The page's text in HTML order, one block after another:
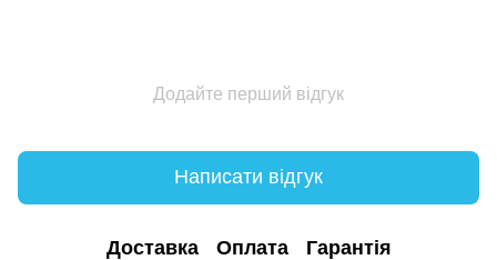
Додайте перший відгук
Написати відгук
Доставка Оплата Гарантія